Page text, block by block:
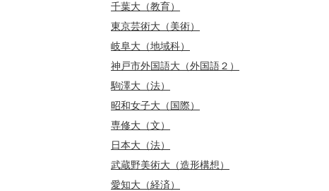
千葉大（教育）
東京芸術大（美術）
岐阜大（地域科）
神戸市外国語大（外国語２）
駒澤大（法）
昭和女子大（国際）
専修大（文）
日本大（法）
武蔵野美術大（造形構想）
愛知大（経済）